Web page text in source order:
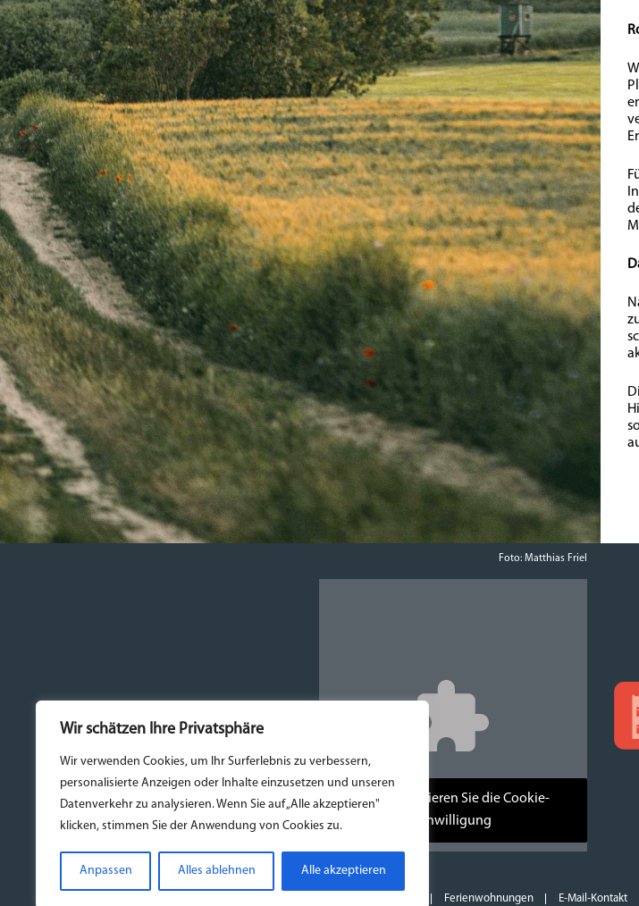
Wir schätzen Ihre Privatsphäre
Wir verwenden Cookies, um Ihr Surferlebnis zu verbessern,
personalisierte Anzeigen oder Inhalte einzusetzen und unseren
Datenverkehr zu analysieren. Wenn Sie auf „Alle akzeptieren"
klicken, stimmen Sie der Anwendung von Cookies zu.
Anpassen Alles ablehnen Alle akzeptieren
Foto: Matthias Friel
Bitte akzeptieren Sie die Cookie-
Einwilligung
Ferienwohnungen E-Mail-Kontakt